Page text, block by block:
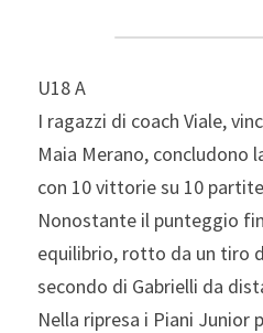
U18 A
I ragazzi di coach Viale,
Maia Merano, concludono
con 10 vittorie su 10
Nonostante il punteggio
equilibrio, rotto da un tiro
secondo di Gabrielli da
Nella ripresa i Piani Junior